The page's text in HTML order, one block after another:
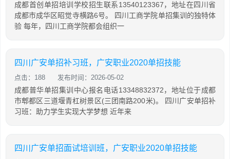
成都首创单招培训学校招生联系13540123367，地址在四川省
成都市成华区昭觉寺横路6号。 四川工商学院单招集训的独特体
验 每年，四川工商学院都会组织一
四川广安单招补习班，广安职业2020单招技能
点击：188 发布时间：2026-05-02
成都普华单招集训中心报名电话13348832372，地址位于成都
市郫都区三道堰青杠树景区(三团南路200米)。 四川广安单招补
习班：助力学生实现大学梦想 近年来
四川广安单招面试培训班，广安职业2020单招技能